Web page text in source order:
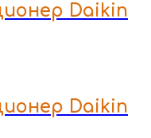
Daikin
Daikin